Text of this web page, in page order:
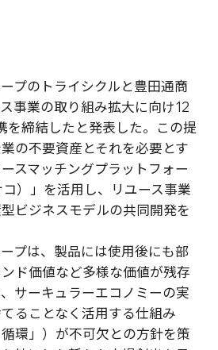
プのトライシクルと豊田通商
事業の取り組み拡大に向け12
を締結したと発表した。この提
の不要資産とそれを必要とす
スマッチングプラットフォー
）」を活用し、リユース事業
ビジネスモデルの共同開発を
プは、製品には使用後にも部
ド価値など多様な価値が残存
サーキュラーエコノミーの実
ることなく活用する仕組み
循環」）が不可欠との方針を策